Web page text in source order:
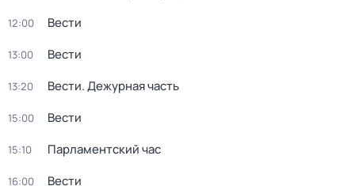
12:00 Вести
13:00 Вести
13:20 Вести. Дежурная часть
15:00 Вести
15:10 Парламентский час
16:00 Вести